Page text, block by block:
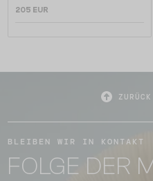
205 EUR
BLEIBEN WIR IN KONTAKT
FOLGE DER